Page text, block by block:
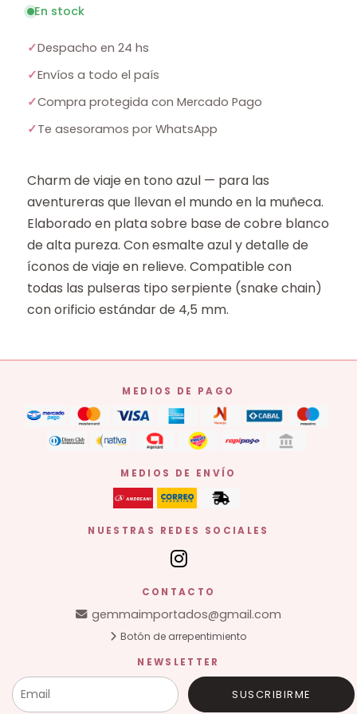
En stock
✓Despacho en 24 hs
✓Envíos a todo el país
✓Compra protegida con Mercado Pago
✓Te asesoramos por WhatsApp
Charm de viaje en tono azul — para las
aventureras que llevan el mundo en la muñeca.
Elaborado en plata sobre base de cobre blanco
de alta pureza. Con esmalte azul y detalle de
íconos de viaje en relieve. Compatible con
todas las pulseras tipo serpiente (snake chain)
con orificio estándar de 4,5 mm.
MEDIOS DE PAGO
MEDIOS DE ENVÍO
NUESTRAS REDES SOCIALES
CONTACTO
gemmaimportados@gmail.com
Botón de arrepentimiento
NEWSLETTER
SUSCRIBIRME